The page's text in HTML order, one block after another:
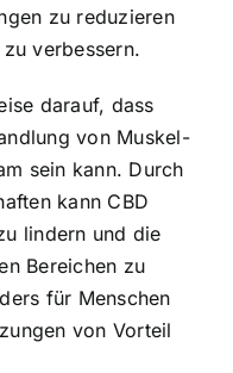
zu reduzieren
verbessern.
darauf, dass
von Muskel-
sein kann. Durch
kann CBD
lindern und die
Bereichen zu
für Menschen
von Vorteil